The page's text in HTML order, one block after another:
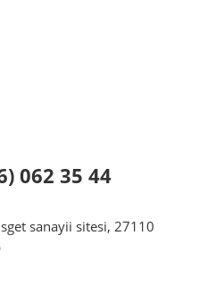
062 35 44
sanayii sitesi, 27110